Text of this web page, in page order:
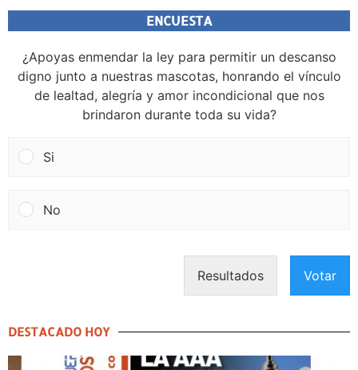
ENCUESTA
¿Apoyas enmendar la ley para permitir un descanso
digno junto a nuestras mascotas, honrando el vínculo
de lealtad, alegría y amor incondicional que nos
brindaron durante toda su vida?
Si
No
Resultados Votar
DESTACADO HOY